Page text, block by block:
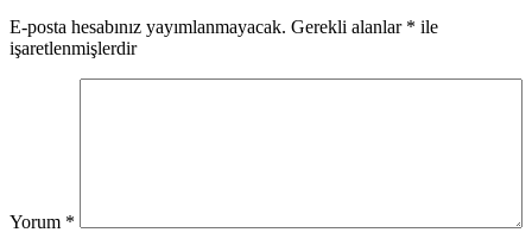
E-posta hesabınız yayımlanmayacak. Gerekli alanlar * ile
işaretlenmişlerdir
Yorum *